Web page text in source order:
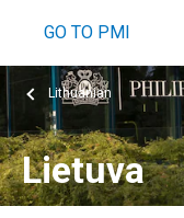
GO TO PMI
Lithuanian
Lietuva